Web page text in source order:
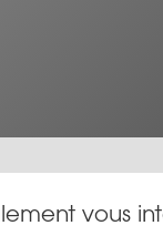
vous